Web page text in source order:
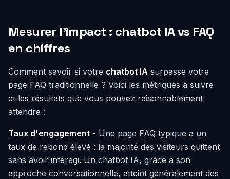
Mesurer l'impact : chatbot IA vs FAQ
en chiffres
Comment savoir si votre chatbot IA surpasse votre
page FAQ traditionnelle ? Voici les métriques à suivre
et les résultats que vous pouvez raisonnablement
attendre :
Taux d'engagement - Une page FAQ typique a un
taux de rebond élevé : la majorité des visiteurs quittent
sans avoir interagi. Un chatbot IA, grâce à son
approche conversationnelle, atteint généralement des